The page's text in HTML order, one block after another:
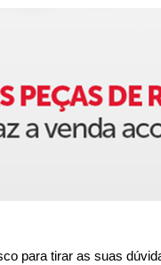
para tirar as suas